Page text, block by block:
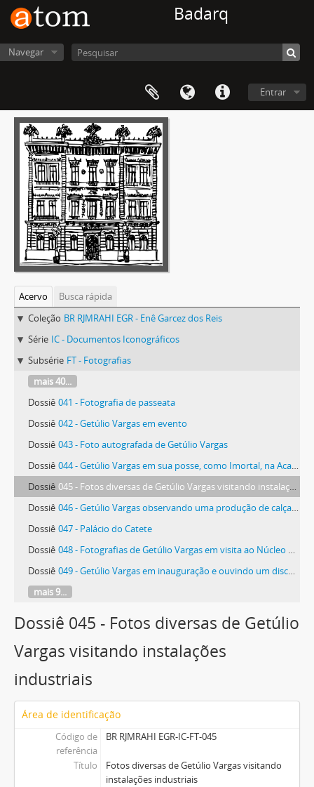
Badarq
Navegar
Entrar
Acervo
Busca rápida
Coleção BR RJMRAHI EGR - Enê Garcez dos Reis
Série IC - Documentos Iconográficos
Subsérie FT - Fotografias
mais 40...
Dossiê 041 - Fotografia de passeata
Dossiê 042 - Getúlio Vargas em evento
Dossiê 043 - Foto autografada de Getúlio Vargas
Dossiê 044 - Getúlio Vargas em sua posse, como Imortal, na Academia Brasileira de Letras (ABL)
Dossiê 045 - Fotos diversas de Getúlio Vargas visitando instalações industriais
Dossiê 046 - Getúlio Vargas observando uma produção de calçados
Dossiê 047 - Palácio do Catete
Dossiê 048 - Fotografias de Getúlio Vargas em visita ao Núcleo de Colonos São Francisco e em cerimônia
Dossiê 049 - Getúlio Vargas em inauguração e ouvindo um discurso em uma cerimônia
mais 9...
Dossiê 045 - Fotos diversas de Getúlio
Vargas visitando instalações
industriais
Área de identificação
Código de
referência
BR RJMRAHI EGR-IC-FT-045
Título
Fotos diversas de Getúlio Vargas visitando
instalações industriais